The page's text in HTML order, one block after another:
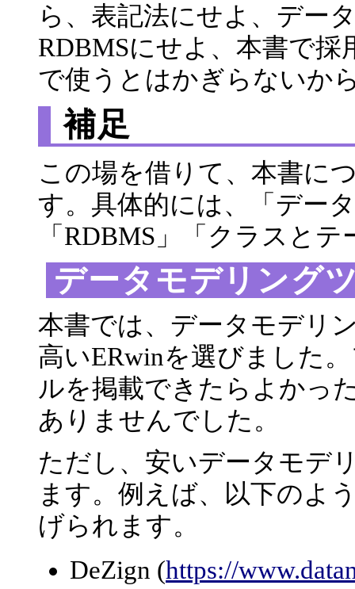
ら、表記法にせよ、デー
RDBMSにせよ、本書で
で使うとはかぎらないか
補足
この場を借りて、本書に
す。具体的には、「デー
「RDBMS」「クラスと
データモデリング
本書では、データモデリ
高いERwinを選びました
ルを掲載できたらよかっ
ありませんでした。
ただし、安いデータモデ
ます。例えば、以下のよ
げられます。
DeZign (https://